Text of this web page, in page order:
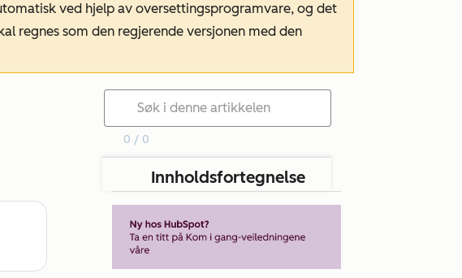
ved hjelp av oversettingsprogramvare, og det
regnes som den regjerende versjonen med den
0 / 0
Innholdsfortegnelse